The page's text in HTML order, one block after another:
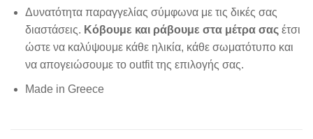
Δυνατότητα παραγγελίας σύμφωνα με τις δικές σας
διαστάσεις. Κόβουμε και ράβουμε στα μέτρα σας έτσι
ώστε να καλύψουμε κάθε ηλικία, κάθε σωματότυπο και
να απογειώσουμε το outfit της επιλογής σας.
Made in Greece